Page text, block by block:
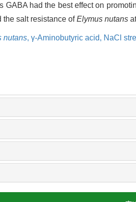
GABA had the best effect on
the salt resistance ofElymus nutans
nutans, γ-Aminobutyric acid, NaCl